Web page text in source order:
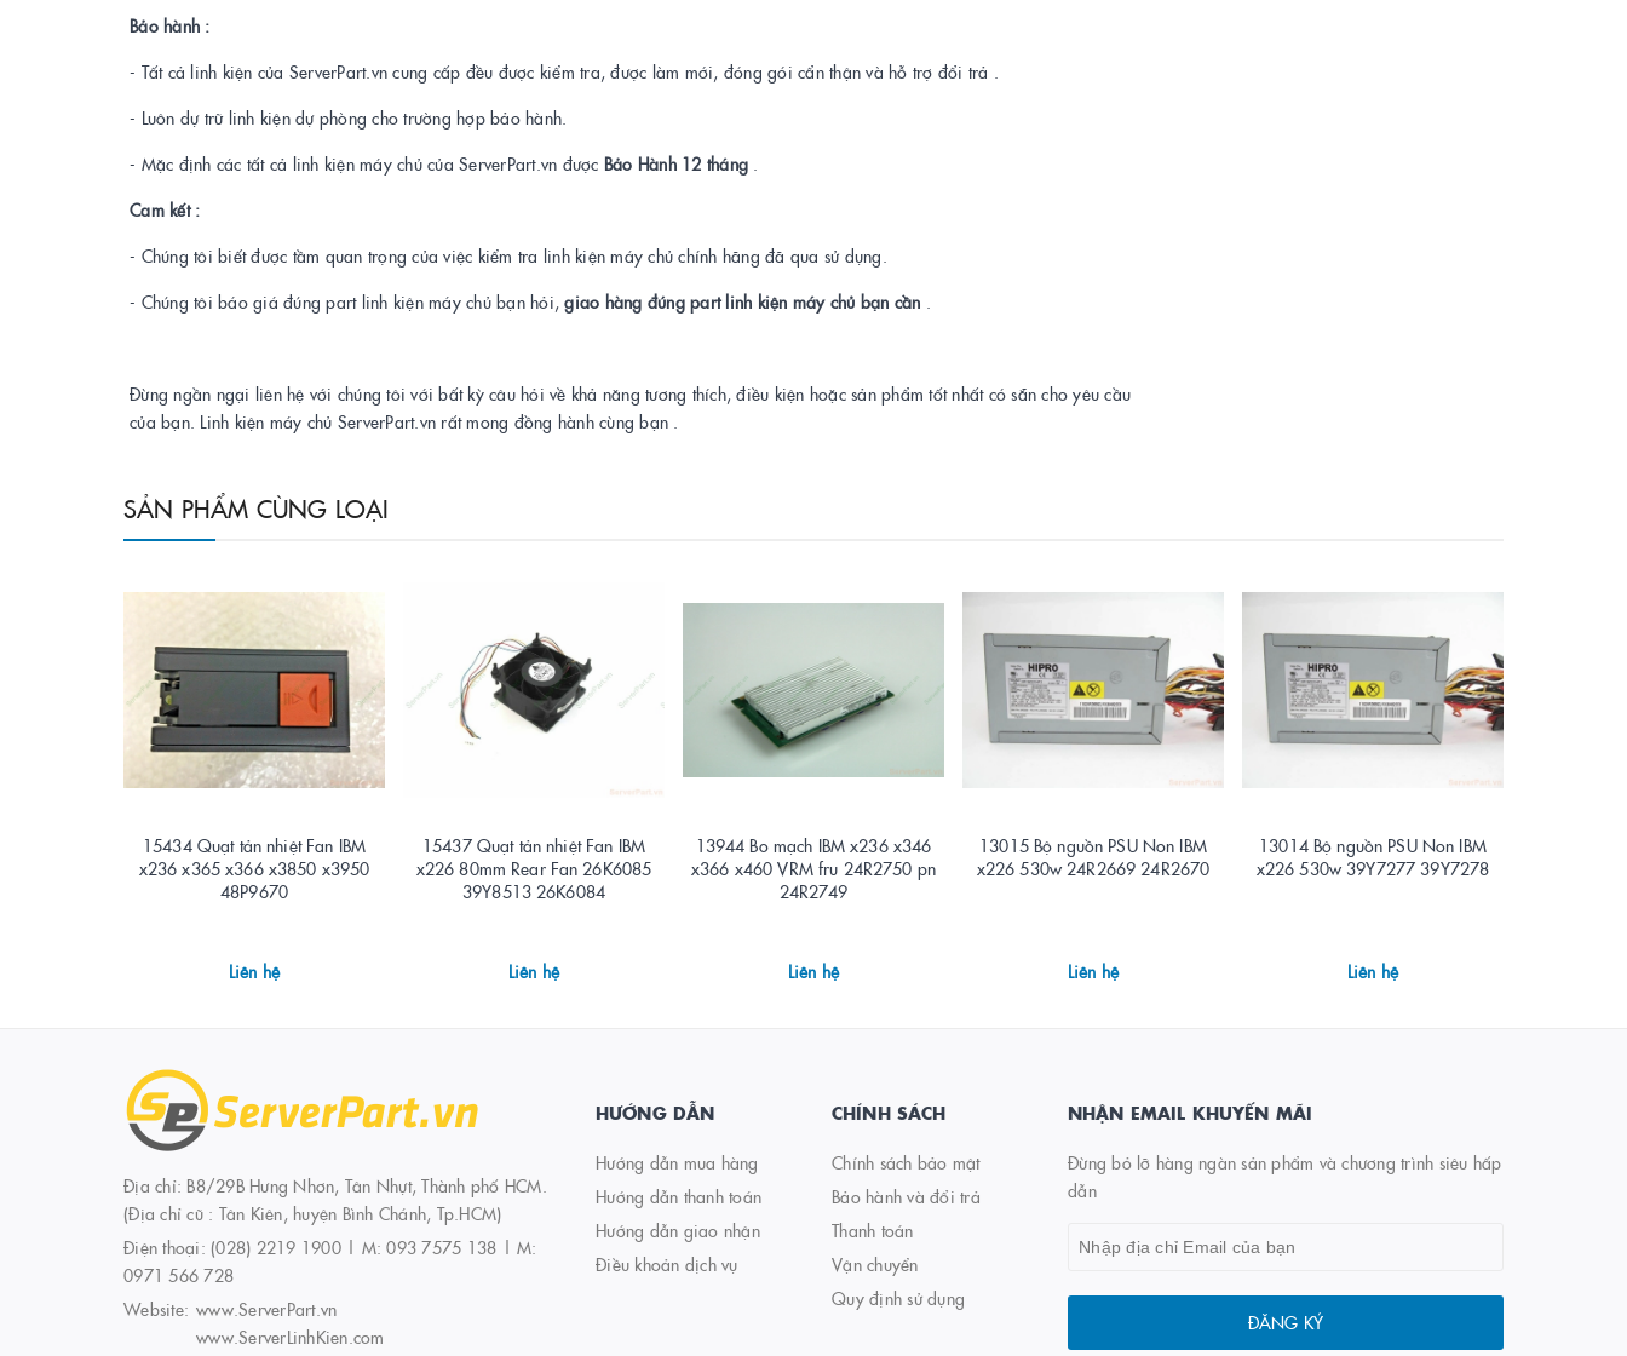
Bảo hành :
- Tất cả linh kiện của ServerPart.vn cung cấp đều được kiểm tra, được làm mới, đóng gói cẩn thận và hỗ trợ đổi trả .
- Luôn dự trữ linh kiện dự phòng cho trường hợp bảo hành.
- Mặc định các tất cả linh kiện máy chủ của ServerPart.vn được Bảo Hành 12 tháng .
Cam kết :
- Chúng tôi biết được tầm quan trọng của việc kiểm tra linh kiện máy chủ chính hãng đã qua sử dụng.
- Chúng tôi báo giá đúng part linh kiện máy chủ bạn hỏi,giao hàng đúng part linh kiện máy chủ bạn cần .
Đừng ngần ngại liên hệ với chúng tôi với bất kỳ câu hỏi về khả năng tương thích, điều kiện hoặc sản phẩm tốt nhất có sẵn cho yêu cầu
của bạn. Linh kiện máy chủ ServerPart.vn rất mong đồng hành cùng bạn .
SẢN PHẨM CÙNG LOẠI
15434 Quạt tản nhiệt Fan IBM
x236 x365 x366 x3850 x3950
48P9670
Liên hệ
15437 Quạt tản nhiệt Fan IBM
x226 80mm Rear Fan 26K6085
39Y8513 26K6084
Liên hệ
13944 Bo mạch IBM x236 x346
x366 x460 VRM fru 24R2750 pn
24R2749
Liên hệ
13015 Bộ nguồn PSU Non IBM
x226 530w 24R2669 24R2670
Liên hệ
13014 Bộ nguồn PSU Non IBM
x226 530w 39Y7277 39Y7278
Liên hệ
Địa chỉ: B8/29B Hưng Nhơn, Tân Nhựt, Thành phố HCM.
(Địa chỉ cũ : Tân Kiên, huyện Bình Chánh, Tp.HCM)
Điện thoại: (028) 2219 1900 | M: 093 7575 138 | M:
0971 566 728
Website: www.ServerPart.vn
www.ServerLinhKien.com
HƯỚNG DẪN
Hướng dẫn mua hàng
Hướng dẫn thanh toán
Hướng dẫn giao nhận
Điều khoản dịch vụ
CHÍNH SÁCH
Chính sách bảo mật
Bảo hành và đổi trả
Thanh toán
Vận chuyển
Quy định sử dụng
NHẬN EMAIL KHUYẾN MÃI
Đừng bỏ lỡ hàng ngàn sản phẩm và chương trình siêu hấp
dẫn
ĐĂNG KÝ